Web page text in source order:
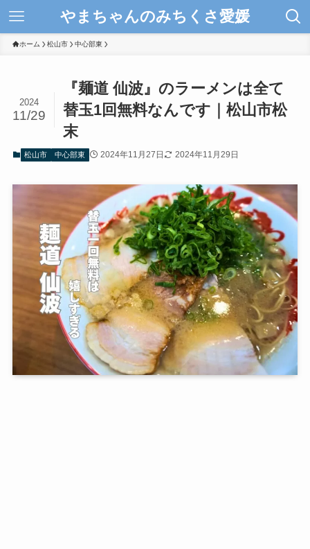
やまちゃんのみちくさ愛媛
ホーム 松山市 中心部東
『麺道 仙波』のラーメンは全て
替玉1回無料なんです｜松山市松
末
2024
11/29
松山市 中心部東 2024年11月27日 2024年11月29日